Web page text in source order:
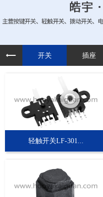
开关 插座
轻触开关LF-301...